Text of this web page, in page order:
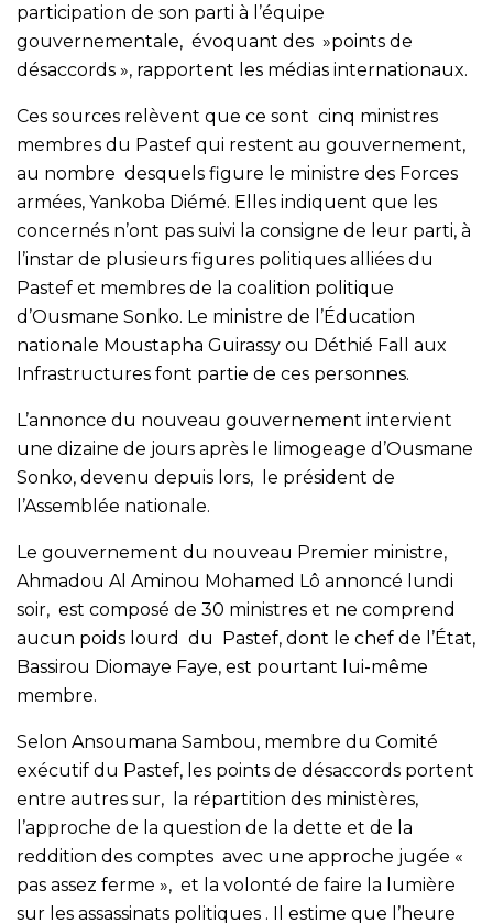
participation de son parti à l’équipe
gouvernementale, évoquant des »points de
désaccords », rapportent les médias internationaux.
Ces sources relèvent que ce sont cinq ministres
membres du Pastef qui restent au gouvernement,
au nombre desquels figure le ministre des Forces
armées, Yankoba Diémé. Elles indiquent que les
concernés n’ont pas suivi la consigne de leur parti, à
l’instar de plusieurs figures politiques alliées du
Pastef et membres de la coalition politique
d’Ousmane Sonko. Le ministre de l’Éducation
nationale Moustapha Guirassy ou Déthié Fall aux
Infrastructures font partie de ces personnes.
L’annonce du nouveau gouvernement intervient
une dizaine de jours après le limogeage d’Ousmane
Sonko, devenu depuis lors, le président de
l’Assemblée nationale.
Le gouvernement du nouveau Premier ministre,
Ahmadou Al Aminou Mohamed Lô annoncé lundi
soir, est composé de 30 ministres et ne comprend
aucun poids lourd du Pastef, dont le chef de l’État,
Bassirou Diomaye Faye, est pourtant lui-même
membre.
Selon Ansoumana Sambou, membre du Comité
exécutif du Pastef, les points de désaccords portent
entre autres sur, la répartition des ministères,
l’approche de la question de la dette et de la
reddition des comptes avec une approche jugée «
pas assez ferme », et la volonté de faire la lumière
sur les assassinats politiques . Il estime que l’heure